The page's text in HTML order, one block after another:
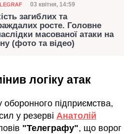
Дата публікації
03 квітня, 14:59
загиблих та
росте. Головне
масованої атаки на
(фото та відео)
логіку атак
оборонного підприємства,
у резерві Анатолій
"Телеграфу", що ворог